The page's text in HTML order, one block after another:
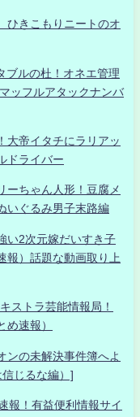
きこもりニートのオ
ブルの杜！オネエ管理
ッフルアタックナンバ
大帝イタチにラリアッ
ドライバー
ちゃん人形！豆腐メ
いぐるみ男子末路編
い2次元嫁だいすき子
報）話題な動画取り上
ストラ芸能情報局！
め速報）
ンの未解決事件簿へよ
じるな編）]
！有益便利情報サイ